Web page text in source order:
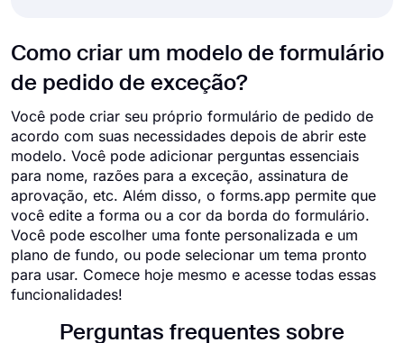
Como criar um modelo de formulário
de pedido de exceção?
Você pode criar seu próprio formulário de pedido de
acordo com suas necessidades depois de abrir este
modelo. Você pode adicionar perguntas essenciais
para nome, razões para a exceção, assinatura de
aprovação, etc. Além disso, o forms.app permite que
você edite a forma ou a cor da borda do formulário.
Você pode escolher uma fonte personalizada e um
plano de fundo, ou pode selecionar um tema pronto
para usar. Comece hoje mesmo e acesse todas essas
funcionalidades!
Perguntas frequentes sobre